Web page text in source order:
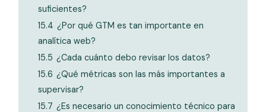
suficientes?
15.4 ¿Por qué GTM es tan importante en
analítica web?
15.5 ¿Cada cuánto debo revisar los datos?
15.6 ¿Qué métricas son las más importantes a
supervisar?
15.7 ¿Es necesario un conocimiento técnico para